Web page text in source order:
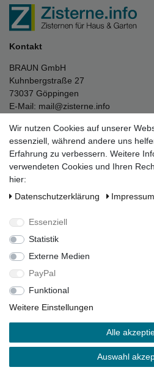
Kontakt
BRAUN GmbH
Kuhnbergstraße 27
73037 Göppingen
E-Mail: mail@zisterne.info
Unternehmen
Datenschutzerklärung
Impressum
Über uns
Folgen Sie uns auf Social Media
Alle Preise inkl. 19%
* Die verkauften Stückzahlen
in unseren Shops und
** Der kostenlose Versand
des deutschen
Wir nutzen Cookies auf unserer
essenziell, während andere uns
Erfahrung zu verbessern. Weitere
verwendeten Cookies und Ihren
hier:
Daten­schutz­erklärung
Impressum
Essenziell
Statistik
Externe Medien
PayPal
Funktional
Weitere Einstellungen
Alle
Auswahl